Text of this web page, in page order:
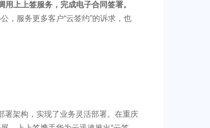
上上签服务，完成电子合同签署。
，服务更多客户“云签约”的诉求，也
署架构，实现了业务灵活部署。在重庆